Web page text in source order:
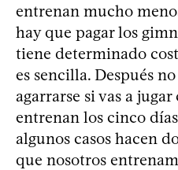
entrenan mucho
hay que pagar los
tiene determinado
es sencilla. Después
agarrarse si vas a
entrenan los cinco
algunos casos hacen
que nosotros